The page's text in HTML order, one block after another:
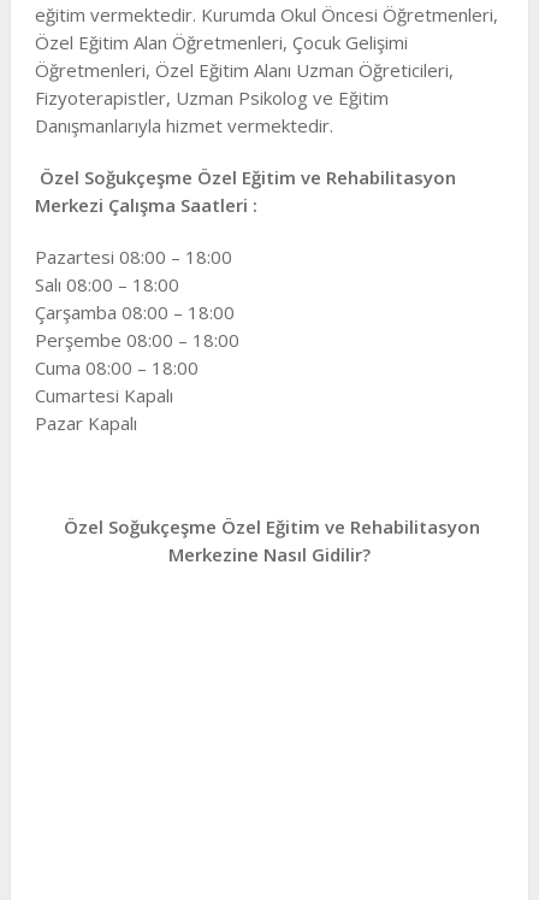
eğitim vermektedir. Kurumda Okul Öncesi Öğretmenleri,
Özel Eğitim Alan Öğretmenleri, Çocuk Gelişimi
Öğretmenleri, Özel Eğitim Alanı Uzman Öğreticileri,
Fizyoterapistler, Uzman Psikolog ve Eğitim
Danışmanlarıyla hizmet vermektedir.
Özel Soğukçeşme Özel Eğitim ve Rehabilitasyon
Merkezi Çalışma Saatleri :
Pazartesi 08:00 – 18:00
Salı 08:00 – 18:00
Çarşamba 08:00 – 18:00
Perşembe 08:00 – 18:00
Cuma 08:00 – 18:00
Cumartesi Kapalı
Pazar Kapalı
Özel Soğukçeşme Özel Eğitim ve Rehabilitasyon
Merkezine Nasıl Gidilir?